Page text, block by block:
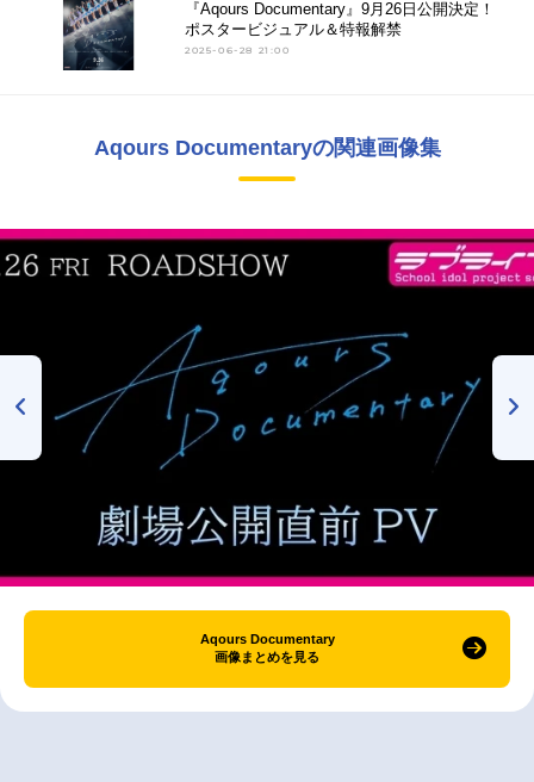
『Aqours Documentary』9月26日公開決定！
ポスタービジュアル＆特報解禁
2025-06-28 21:00
Aqours Documentaryの関連画像集
Aqours Documentary
画像まとめを見る